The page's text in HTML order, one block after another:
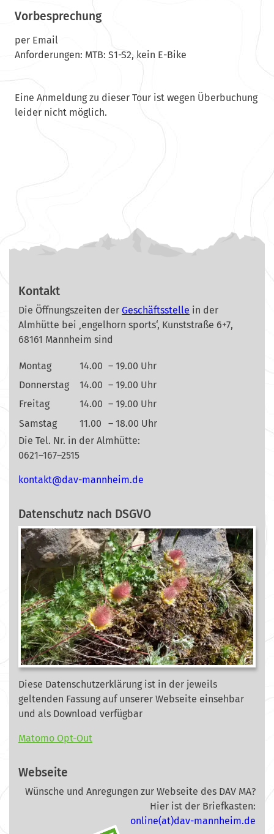
Vorbesprechung
per Email
Anforderungen: MTB: S1-S2, kein E-Bike
Eine Anmeldung zu dieser Tour ist wegen Überbuchung
leider nicht möglich.
Kontakt
Die Öffnungszeiten der Geschäftsstelle in der
Almhütte bei ‚engelhorn sports‘, Kunststraße 6+7,
68161 Mannheim sind
Montag 14.00 – 19.00 Uhr
Donnerstag
14.00 – 19.00 Uhr
Freitag
14.00 – 19.00 Uhr
Samstag
11.00
– 18.00 Uhr
Die Tel. Nr. in der Almhütte:
0621–167–2515
ed.mi
ehnna
m-vad
@tkat
nok
Datenschutz nach DSGVO
Diese Datenschutzerklärung ist in der jeweils
geltenden Fassung auf unserer Webseite einsehbar
und als Download verfügbar
Matomo Opt-Out
Webseite
Wünsche und Anregungen zur Webseite des DAV MA?
Hier ist der Briefkasten:
online(at)dav-mannheim.de